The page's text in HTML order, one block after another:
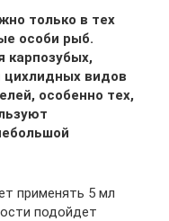
только в тех
особи рыб.
карпозубых,
цихлидных видов
особенно тех,
применять 5 мл
подойдет